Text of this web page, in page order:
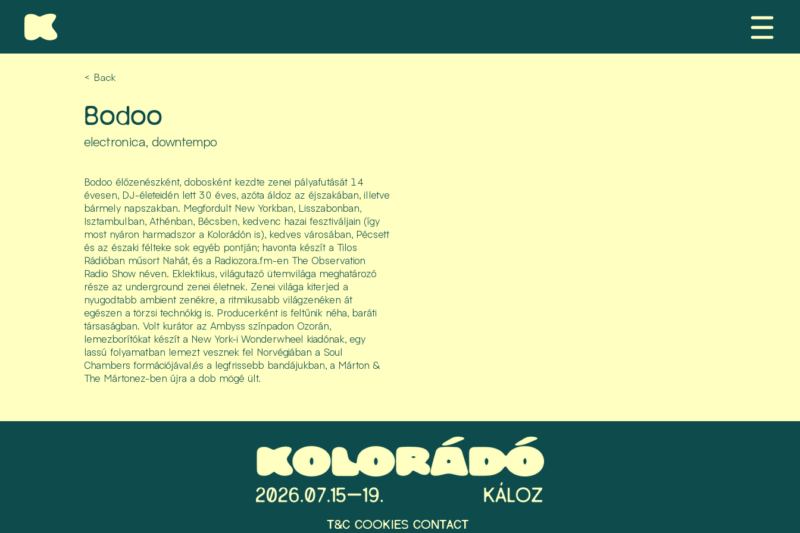
< Back
Bodoo
electronica, downtempo
Bodoo élőzenészként, dobosként kezdte zenei pályafutását 14
évesen, DJ-életeidén lett 30 éves, azóta áldoz az éjszakában, illetve
bármely napszakban. Megfordult New Yorkban, Lisszabonban,
Isztambulban, Athénban, Bécsben, kedvenc hazai fesztiváljain (így
most nyáron harmadszor a Kolorádón is), kedves városában, Pécsett
és az északi félteke sok egyéb pontján; havonta készít a Tilos
Rádióban műsort Nahát, és a Radiozora.fm-en The Observation
Radio Show néven. Eklektikus, világutazó ütemvilága meghatározó
része az underground zenei életnek. Zenei világa kiterjed a
nyugodtabb ambient zenékre, a ritmikusabb világzenéken át
egészen a törzsi technókig is. Producerként is feltűnik néha, baráti
társaságban. Volt kurátor az Ambyss színpadon Ozorán,
lemezborítókat készít a New York-i Wonderwheel kiadónak, egy
lassú folyamatban lemezt vesznek fel Norvégiában a Soul
Chambers formációjával,és a legfrissebb bandájukban, a Márton &
The Mártonez-ben újra a dob mögé ült.
T&C COOKIES CONTACT